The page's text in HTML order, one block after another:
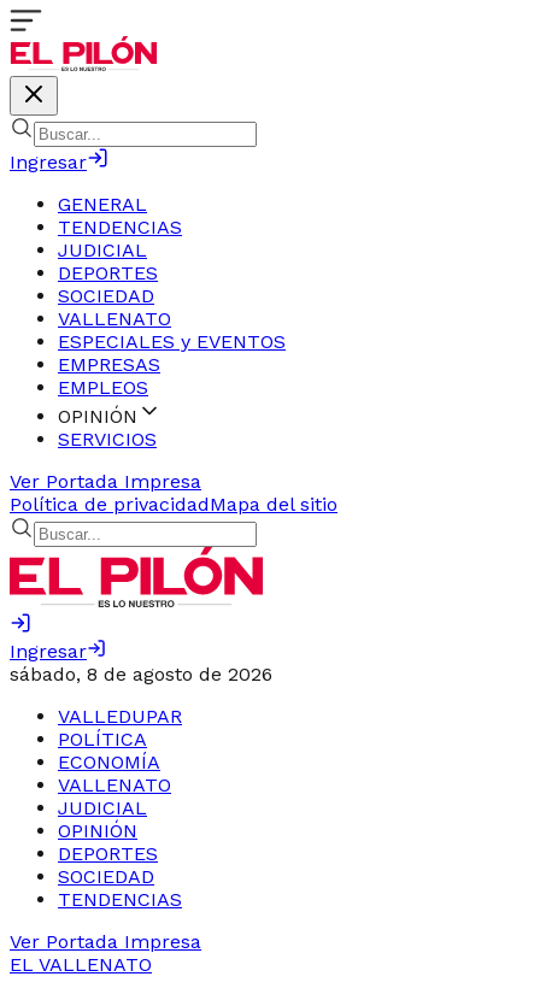
Ingresar
GENERAL
TENDENCIAS
JUDICIAL
DEPORTES
SOCIEDAD
VALLENATO
ESPECIALES y EVENTOS
EMPRESAS
EMPLEOS
OPINIÓN
SERVICIOS
Ver Portada Impresa
Política de privacidadMapa del sitio
Ingresar
sábado, 8 de agosto de 2026
VALLEDUPAR
POLÍTICA
ECONOMÍA
VALLENATO
JUDICIAL
OPINIÓN
DEPORTES
SOCIEDAD
TENDENCIAS
Ver Portada Impresa
EL VALLENATO